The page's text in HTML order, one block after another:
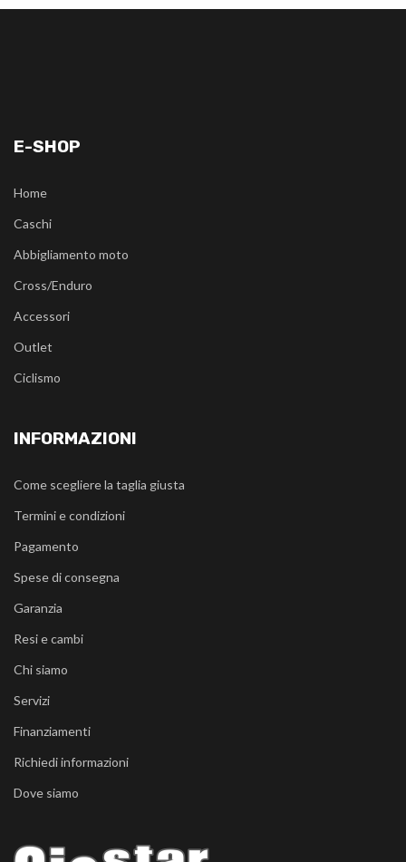
E-SHOP
Home
Caschi
Abbigliamento moto
Cross/Enduro
Accessori
Outlet
Ciclismo
INFORMAZIONI
Come scegliere la taglia giusta
Termini e condizioni
Pagamento
Spese di consegna
Garanzia
Resi e cambi
Chi siamo
Servizi
Finanziamenti
Richiedi informazioni
Dove siamo